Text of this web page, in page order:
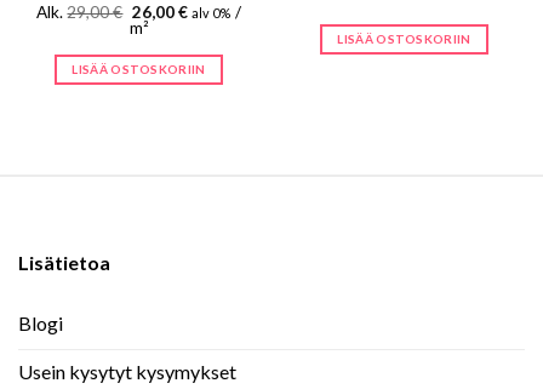
Alk.29,00€ Alkuperäinen
hinta
29,00 €.
26,00€Nykyinen
26,00 €.
alv 0% /
m²
LISÄÄ OSTOSKORIIN
LISÄÄ OSTOSKORIIN
Lisätietoa
Blogi
Usein kysytyt kysymykset